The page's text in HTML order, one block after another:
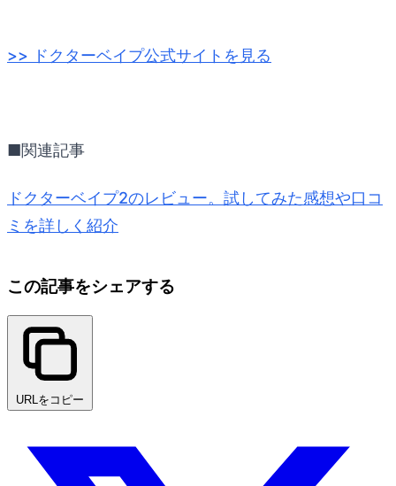
>> ドクターベイプ公式サイトを見る
■関連記事
ドクターベイプ2のレビュー。試してみた感想や口コ
ミを詳しく紹介
この記事をシェアする
URLをコピー